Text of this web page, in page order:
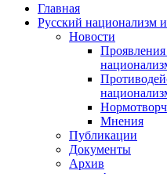
Главная
Русский национализм
Новости
Проявления
Мнения
Публикации
Документы
Архив